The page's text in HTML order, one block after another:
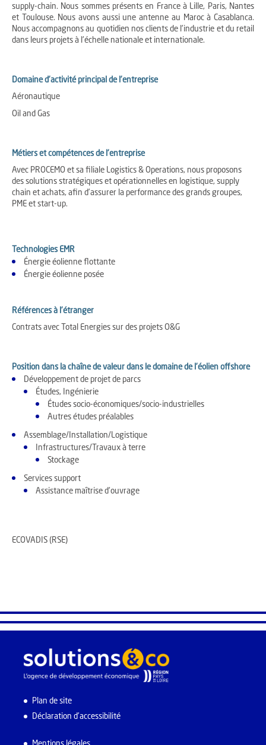
supply-chain. Nous sommes présents en France à Lille, Paris, Nantes
et Toulouse. Nous avons aussi une antenne au Maroc à Casablanca.
Nous accompagnons au quotidien nos clients de l'industrie et du retail
dans leurs projets à l'échelle nationale et internationale.
Domaine d'activité principal de l'entreprise
Aéronautique
Oil and Gas
Métiers et compétences de l'entreprise
Avec PROCEMO et sa filiale Logistics & Operations, nous proposons
des solutions stratégiques et opérationnelles en logistique, supply
chain et achats, afin d’assurer la performance des grands groupes,
PME et start-up.
Technologies EMR
Énergie éolienne flottante
Énergie éolienne posée
Références à l'étranger
Contrats avec Total Energies sur des projets O&G
Position dans la chaîne de valeur dans le domaine de l'éolien offshore
Développement de projet de parcs
Études, Ingénierie
Études socio-économiques/socio-industrielles
Autres études préalables
Assemblage/Installation/Logistique
Infrastructures/Travaux à terre
Stockage
Services support
Assistance maîtrise d'ouvrage
ECOVADIS (RSE)
Plan de site
Déclaration d’accessibilité